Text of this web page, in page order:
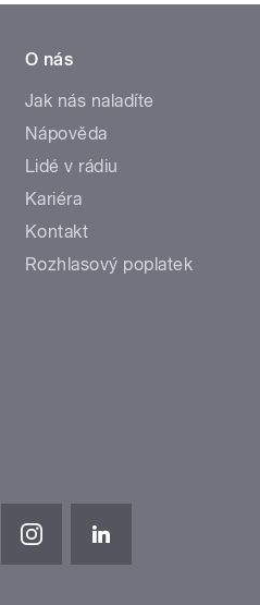
O nás
Jak nás naladíte
Nápověda
Lidé v rádiu
Kariéra
Kontakt
Rozhlasový poplatek